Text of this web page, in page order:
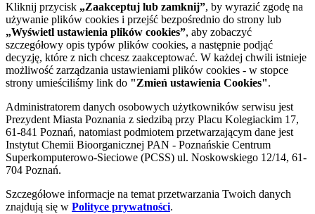
Kliknij przycisk „Zaakceptuj lub zamknij”, by wyrazić zgodę na
używanie plików cookies i przejść bezpośrednio do strony lub
„Wyświetl ustawienia plików cookies”, aby zobaczyć
szczegółowy opis typów plików cookies, a następnie podjąć
decyzję, które z nich chcesz zaakceptować. W każdej chwili istnieje
możliwość zarządzania ustawieniami plików cookies - w stopce
strony umieściliśmy link do "Zmień ustawienia Cookies".
Administratorem danych osobowych użytkowników serwisu jest
Prezydent Miasta Poznania z siedzibą przy Placu Kolegiackim 17,
61-841 Poznań, natomiast podmiotem przetwarzającym dane jest
Instytut Chemii Bioorganicznej PAN - Poznańskie Centrum
Superkomputerowo-Sieciowe (PCSS) ul. Noskowskiego 12/14, 61-
704 Poznań.
Szczegółowe informacje na temat przetwarzania Twoich danych
znajdują się w Polityce prywatności.